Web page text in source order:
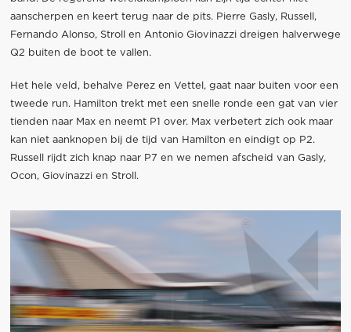
aanscherpen en keert terug naar de pits. Pierre Gasly, Russell,
Fernando Alonso, Stroll en Antonio Giovinazzi dreigen halverwege
Q2 buiten de boot te vallen.
Het hele veld, behalve Perez en Vettel, gaat naar buiten voor een
tweede run. Hamilton trekt met een snelle ronde een gat van vier
tienden naar Max en neemt P1 over. Max verbetert zich ook maar
kan niet aanknopen bij de tijd van Hamilton en eindigt op P2.
Russell rijdt zich knap naar P7 en we nemen afscheid van Gasly,
Ocon, Giovinazzi en Stroll.